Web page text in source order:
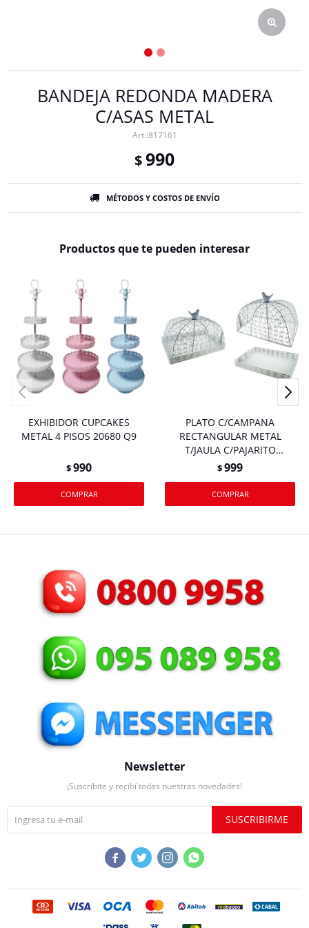
BANDEJA REDONDA MADERA
C/ASAS METAL
817161
$990
MÉTODOS Y COSTOS DE ENVÍO
Productos que te pueden interesar
EXHIBIDOR CUPCAKES
METAL 4 PISOS 20680 Q9
$990
PLATO C/CAMPANA
RECTANGULAR METAL
T/JAULA C/PAJARITO
25X38.5X26CM 24023
$999
Newsletter
¡Suscribite y recibí todas nuestras novedades!
SUSCRIBIRME
   